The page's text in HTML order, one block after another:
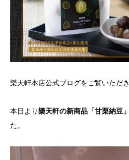
樂天軒本店公式ブログをご覧いただ
本日より樂天軒の新商品「甘栗納豆
た。